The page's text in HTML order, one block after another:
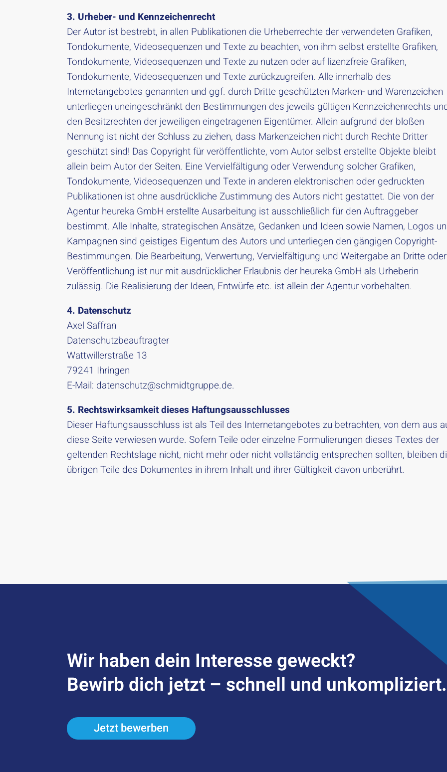
3. Urheber- und Kennzeichenrecht
Der Autor ist bestrebt, in allen Publikationen die Urheberrechte der verwendeten Grafiken,
Tondokumente, Videosequenzen und Texte zu beachten, von ihm selbst erstellte Grafiken,
Tondokumente, Videosequenzen und Texte zu nutzen oder auf lizenzfreie Grafiken,
Tondokumente, Videosequenzen und Texte zurückzugreifen. Alle innerhalb des
Internetangebotes genannten und ggf. durch Dritte geschützten Marken- und Warenzeichen
unterliegen uneingeschränkt den Bestimmungen des jeweils gültigen Kennzeichenrechts
den Besitzrechten der jeweiligen eingetragenen Eigentümer. Allein aufgrund der bloßen
Nennung ist nicht der Schluss zu ziehen, dass Markenzeichen nicht durch Rechte Dritter
geschützt sind! Das Copyright für veröffentlichte, vom Autor selbst erstellte Objekte bleibt
allein beim Autor der Seiten. Eine Vervielfältigung oder Verwendung solcher Grafiken,
Tondokumente, Videosequenzen und Texte in anderen elektronischen oder gedruckten
Publikationen ist ohne ausdrückliche Zustimmung des Autors nicht gestattet. Die von der
Agentur heureka GmbH erstellte Ausarbeitung ist ausschließlich für den Auftraggeber
bestimmt. Alle Inhalte, strategischen Ansätze, Gedanken und Ideen sowie Namen, Logos
Kampagnen sind geistiges Eigentum des Autors und unterliegen den gängigen Copyright-
Bestimmungen. Die Bearbeitung, Verwertung, Vervielfältigung und Weitergabe an Dritte oder
Veröffentlichung ist nur mit ausdrücklicher Erlaubnis der heureka GmbH als Urheberin
zulässig. Die Realisierung der Ideen, Entwürfe etc. ist allein der Agentur vorbehalten.
4. Datenschutz
Axel Saffran
Datenschutzbeauftragter
Wattwillerstraße 13
79241 Ihringen
E-Mail: datenschutz@schmidtgruppe.de.
5. Rechtswirksamkeit dieses Haftungsausschlusses
Dieser Haftungsausschluss ist als Teil des Internetangebotes zu betrachten, von dem aus
diese Seite verwiesen wurde. Sofern Teile oder einzelne Formulierungen dieses Textes der
geltenden Rechtslage nicht, nicht mehr oder nicht vollständig entsprechen sollten, bleiben
übrigen Teile des Dokumentes in ihrem Inhalt und ihrer Gültigkeit davon unberührt.
Wir haben dein Inter­esse geweckt?
Bewirb dich jetzt – schnell und unkompliziert.
Jetzt bewerben